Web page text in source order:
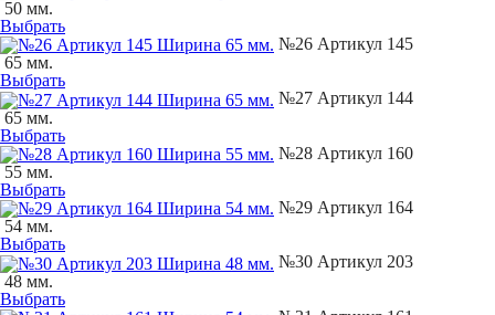
50 мм.
Выбрать
№26 Артикул 145
65 мм.
Выбрать
№27 Артикул 144
65 мм.
Выбрать
№28 Артикул 160
55 мм.
Выбрать
№29 Артикул 164
54 мм.
Выбрать
№30 Артикул 203
48 мм.
Выбрать